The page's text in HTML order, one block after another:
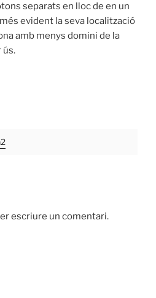
separats en lloc de en un
evident la seva localització
amb menys domini de la
ús.
escriure un comentari.